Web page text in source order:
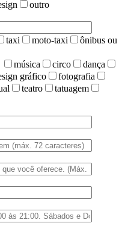
outro
taxi moto-taxi
ônibus ou
música circo
dança
gráfico
fotografia
teatro
tatuagem